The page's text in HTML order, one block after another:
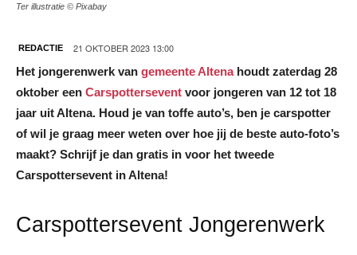
Ter illustratie © Pixabay
REDACTIE 21 OKTOBER 2023 13:00
Het jongerenwerk van gemeente Altenahoudt zaterdag 28
oktober een Carspottersevent voor jongeren van 12 tot 18
jaar uit Altena. Houd je van toffe auto’s, ben je carspotter
of wil je graag meer weten over hoe jij de beste auto-foto’s
maakt? Schrijf je dan gratis in voor het tweede
Carspottersevent in Altena!
Carspottersevent Jongerenwerk